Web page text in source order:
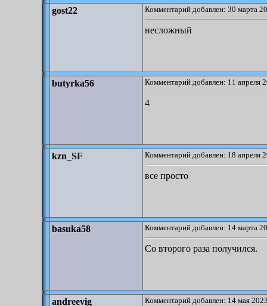
gost22 Комментарий добавлен: 30 марта
несложный
butyrka56 Комментарий добавлен: 11 апреля
4
kzn_SF Комментарий добавлен: 18 апреля
все просто
basuka58 Комментарий добавлен: 14 марта
Со второго раза получился.
andreevig Комментарий добавлен: 14 мая